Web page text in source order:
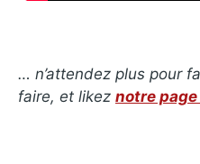
… n’attendez plus pour
faire, et likez notre